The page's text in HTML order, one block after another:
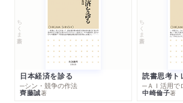
ちくま新書
日本経済を診る
─シン・競争の作法
齊藤誠著
ちくま新書
読書思考ト
中崎倫子著